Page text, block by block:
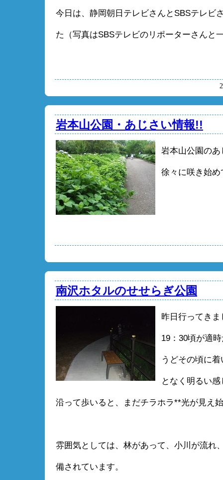
今日は、静岡朝日テレビさんとSBSテレビ
た（写真はSBSテレビのリポーターさんと
岩本山公園・あじさい情報!!
岩本山公園のあ
徐々に咲き始
南沢ホタルのせせらぎ公園
昨日行ってき
19：30頃が適
うどその頃に
となく明るい
沿って歩いると、まだチラホラ**光が見え
雰囲気としては、林があって、小川が流れ
備されています。